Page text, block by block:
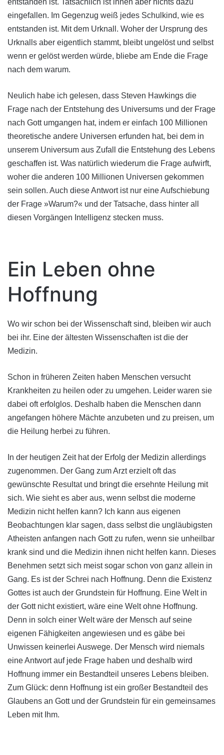
eingefallen. Im Gegenzug weiß jedes Schulkind, wie es
entstanden ist. Mit dem Urknall. Woher der Ursprung des
Urknalls aber eigentlich stammt, bleibt ungelöst und selbst
wenn er gelöst werden würde, bliebe am Ende die Frage
nach dem warum.
Neulich habe ich gelesen, dass Steven Hawkings die
Frage nach der Entstehung des Universums und der Frage
nach Gott umgangen hat, indem er einfach 100 Millionen
theoretische andere Universen erfunden hat, bei dem in
unserem Universum aus Zufall die Entstehung des Lebens
geschaffen ist. Was natürlich wiederum die Frage aufwirft,
woher die anderen 100 Millionen Universen gekommen
sein sollen. Auch diese Antwort ist nur eine Aufschiebung
der Frage »Warum?« und der Tatsache, dass hinter all
diesen Vorgängen Intelligenz stecken muss.
Ein Leben ohne
Hoffnung
Wo wir schon bei der Wissenschaft sind, bleiben wir auch
bei ihr. Eine der ältesten Wissenschaften ist die der
Medizin.
Schon in früheren Zeiten haben Menschen versucht
Krankheiten zu heilen oder zu umgehen. Leider waren sie
dabei oft erfolglos. Deshalb haben die Menschen dann
angefangen höhere Mächte anzubeten und zu preisen, um
die Heilung herbei zu führen.
In der heutigen Zeit hat der Erfolg der Medizin allerdings
zugenommen. Der Gang zum Arzt erzielt oft das
gewünschte Resultat und bringt die ersehnte Heilung mit
sich. Wie sieht es aber aus, wenn selbst die moderne
Medizin nicht helfen kann? Ich kann aus eigenen
Beobachtungen klar sagen, dass selbst die ungläubigsten
Atheisten anfangen nach Gott zu rufen, wenn sie unheilbar
krank sind und die Medizin ihnen nicht helfen kann. Dieses
Benehmen setzt sich meist sogar schon von ganz allein in
Gang. Es ist der Schrei nach Hoffnung. Denn die Existenz
Gottes ist auch der Grundstein für Hoffnung. Eine Welt in
der Gott nicht existiert, wäre eine Welt ohne Hoffnung.
Denn in solch einer Welt wäre der Mensch auf seine
eigenen Fähigkeiten angewiesen und es gäbe bei
Unwissen keinerlei Auswege. Der Mensch wird niemals
eine Antwort auf jede Frage haben und deshalb wird
Hoffnung immer ein Bestandteil unseres Lebens bleiben.
Zum Glück: denn Hoffnung ist ein großer Bestandteil des
Glaubens an Gott und der Grundstein für ein gemeinsames
Leben mit Ihm.